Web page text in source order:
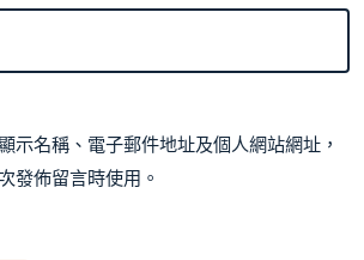
示名稱、電子郵件地址及個人網站網址，
發佈留言時使用。